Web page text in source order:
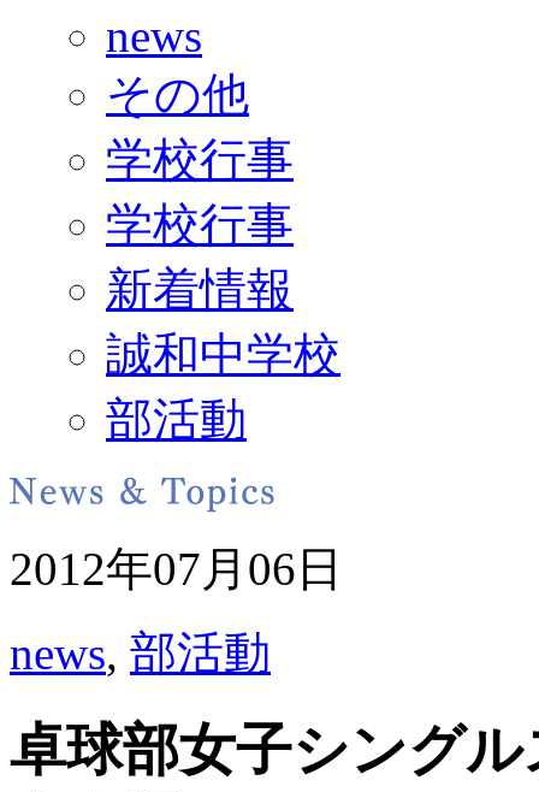
news
その他
学校行事
学校行事
新着情報
誠和中学校
部活動
2012年07月06日
news, 部活動
卓球部女子シング